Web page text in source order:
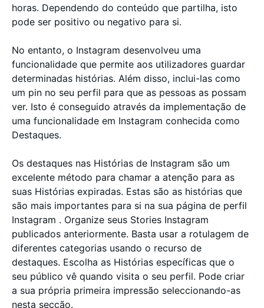
horas. Dependendo do conteúdo que partilha, isto
pode ser positivo ou negativo para si.
No entanto, o Instagram desenvolveu uma
funcionalidade que permite aos utilizadores guardar
determinadas histórias. Além disso, inclui-las como
um pin no seu perfil para que as pessoas as possam
ver. Isto é conseguido através da implementação de
uma funcionalidade em Instagram conhecida como
Destaques.
Os destaques nas Histórias de Instagram são um
excelente método para chamar a atenção para as
suas Histórias expiradas. Estas são as histórias que
são mais importantes para si na sua página de perfil
Instagram . Organize seus Stories Instagram
publicados anteriormente. Basta usar a rotulagem de
diferentes categorias usando o recurso de
destaques. Escolha as Histórias específicas que o
seu público vê quando visita o seu perfil. Pode criar
a sua própria primeira impressão seleccionando-as
nesta secção.